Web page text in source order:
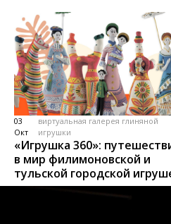
03
Окт
виртуальная галерея глиняной
игрушки
«Игрушка 360»:
в мир филимоновской и
тульской городской